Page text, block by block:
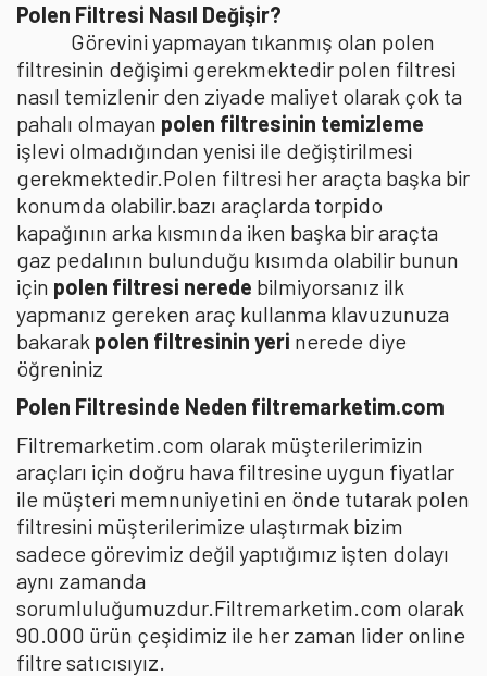
Polen Filtresi Nasıl Değişir?
Görevini yapmayan tıkanmış olan polen
filtresinin değişimi gerekmektedir polen filtresi
nasıl temizlenir den ziyade maliyet olarak çok ta
pahalı olmayan polen filtresinin temizleme
işlevi olmadığından yenisi ile değiştirilmesi
gerekmektedir.Polen filtresi her araçta başka bir
konumda olabilir.bazı araçlarda torpido
kapağının arka kısmında iken başka bir araçta
gaz pedalının bulunduğu kısımda olabilir bunun
için polen filtresi nerede bilmiyorsanız ilk
yapmanız gereken araç kullanma klavuzunuza
bakarak polen filtresinin yeri nerede diye
öğreniniz
Polen Filtresinde Neden filtremarketim.com
Filtremarketim.com olarak müşterilerimizin
araçları için doğru hava filtresine uygun fiyatlar
ile müşteri memnuniyetini en önde tutarak polen
filtresini müşterilerimize ulaştırmak bizim
sadece görevimiz değil yaptığımız işten dolayı
aynı zamanda
sorumluluğumuzdur.Filtremarketim.com olarak
90.000 ürün çeşidimiz ile her zaman lider online
filtre satıcısıyız.